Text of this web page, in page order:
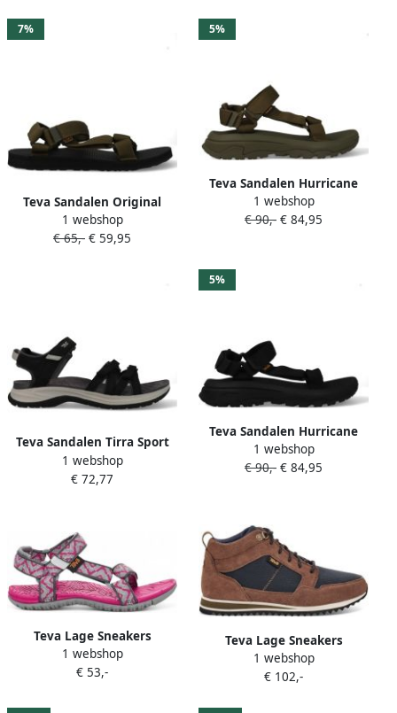
7%
Teva Sandalen Original
Universal 1004006-DOL Olijf
groen
1 webshop
€ 65,- € 59,95
5%
Teva Sandalen Hurricane
XL73 1173670-DOL Donker
Groen
1 webshop
€ 90,- € 84,95
Teva Sandalen Tirra Sport
1177511-BLK Zwart
1 webshop
€ 72,77
5%
Teva Sandalen Hurricane
XL73 1173670-BLK Zwart
1 webshop
€ 90,- € 84,95
Teva Lage Sneakers
1019535CBFHR
1 webshop
€ 53,-
Teva Lage Sneakers
1120162BNNV
1 webshop
€ 102,-